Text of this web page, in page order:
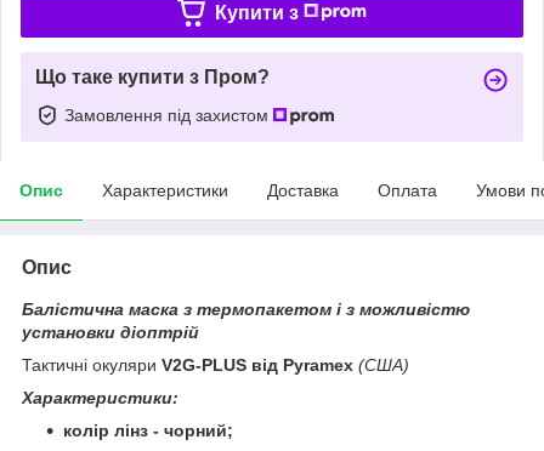
Купити з
Що таке купити з Пром?
Замовлення під захистом
Опис Характеристики Доставка Оплата Умови
Опис
Балістична маска з термопакетом і з можливістю
установки діоптрій
Тактичні окуляри V2G-PLUS від Pyramex (США)
Характеристики:
колір лінз - чорний;